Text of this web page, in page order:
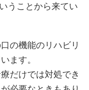
うことから来てい
の機能のリハビリ
ます。
だけでは対処でき